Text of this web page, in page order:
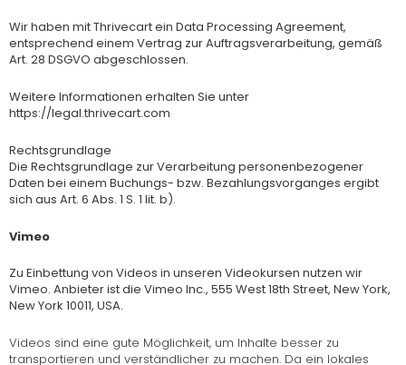
Wir haben mit Thrivecart ein Data Processing Agreement,
entsprechend einem Vertrag zur Auftragsverarbeitung, gemäß
Art. 28 DSGVO abgeschlossen.
Weitere Informationen erhalten Sie unter
https://legal.thrivecart.com
Rechtsgrundlage
Die Rechtsgrundlage zur Verarbeitung personenbezogener
Daten bei einem Buchungs- bzw. Bezahlungsvorganges ergibt
sich aus Art. 6 Abs. 1 S. 1 lit. b).
Vimeo
Zu Einbettung von Videos in unseren Videokursen nutzen wir
Vimeo. Anbieter ist die Vimeo Inc., 555 West 18th Street, New York,
New York 10011, USA.
Videos sind eine gute Möglichkeit, um Inhalte besser zu
transportieren und verständlicher zu machen. Da ein lokales